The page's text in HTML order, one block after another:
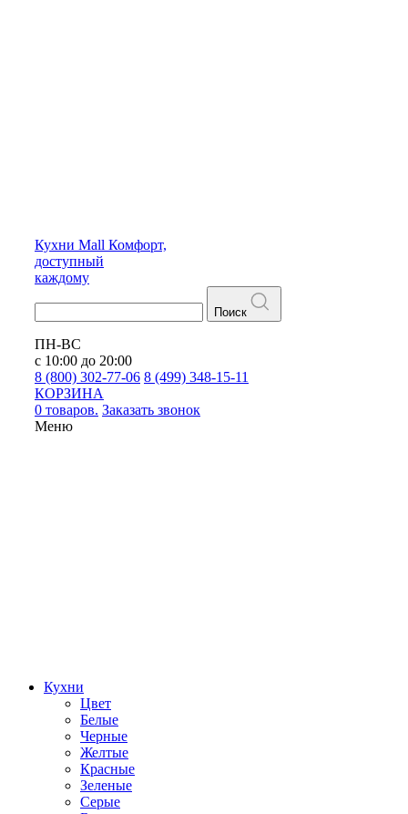
Кухни Mall Комфорт,
доступный
каждому
Поиск
ПН-ВС
с 10:00 до 20:00
8 (800) 302-77-06 8 (499) 348-15-11
КОРЗИНА
0 товаров. Заказать звонок
Меню
Кухни
Цвет
Белые
Черные
Желтые
Красные
Зеленые
Серые